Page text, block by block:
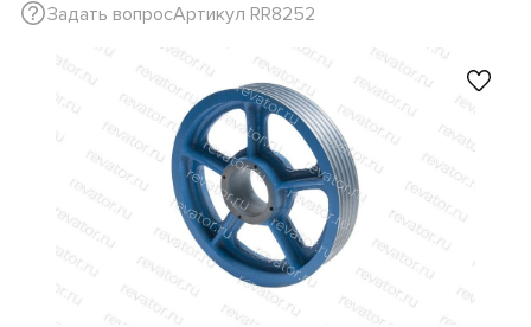
Задать вопросАртикул RR8252